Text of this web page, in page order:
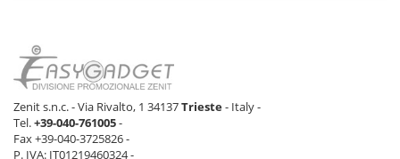
Zenit s.n.c. - Via Rivalto, 1 34137Trieste- Italy -
Tel.+39-040-761005-
Fax +39-040-3725826 -
P. IVA: IT01219460324 -